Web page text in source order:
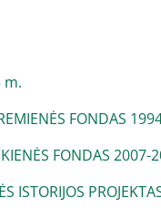
m.
FONDAS
FONDAS 2007-
ISTORIJOS